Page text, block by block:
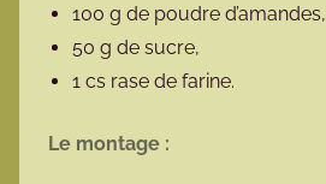
100 g de poudre d’amandes,
50 g de sucre,
1 cs rase de farine.
Le montage :